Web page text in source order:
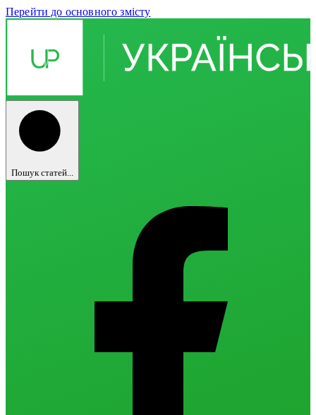
Перейти до основного змісту
Пошук статей...